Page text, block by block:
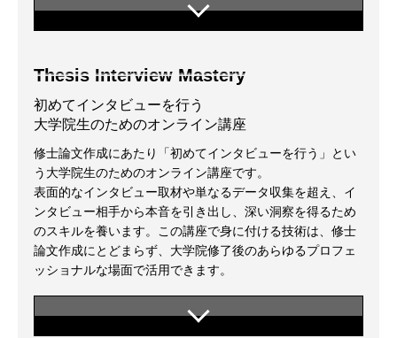
Thesis Interview Mastery
初めてインタビューを行う
大学院生のためのオンライン講座
修士論文作成にあたり「初めてインタビューを行う」とい
う大学院生のためのオンライン講座です。
表面的なインタビュー取材や単なるデータ収集を超え、イ
ンタビュー相手から本音を引き出し、深い洞察を得るため
のスキルを養います。この講座で身に付ける技術は、修士
論文作成にとどまらず、大学院修了後のあらゆるプロフェ
ッショナルな場面で活用できます。